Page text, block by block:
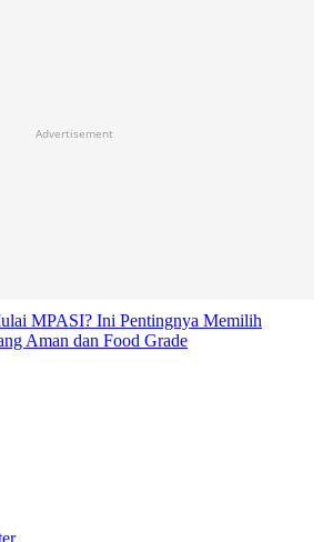
Advertisement
MPASI? Ini Pentingnya Memilih
Aman dan Food Grade